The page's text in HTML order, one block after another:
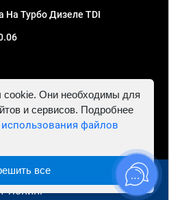
На Турбо Дизеле TDI
ИНН 781302555843,
в Перми - Автосервис "Евро
Тюнинг"
cookie. Они необходимы для
и сервисов. Подробнее
файлов
все